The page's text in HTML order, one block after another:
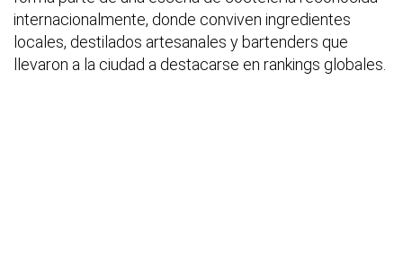
internacionalmente, donde conviven ingredientes
locales, destilados artesanales y bartenders que
llevaron a la ciudad a destacarse en rankings globales.